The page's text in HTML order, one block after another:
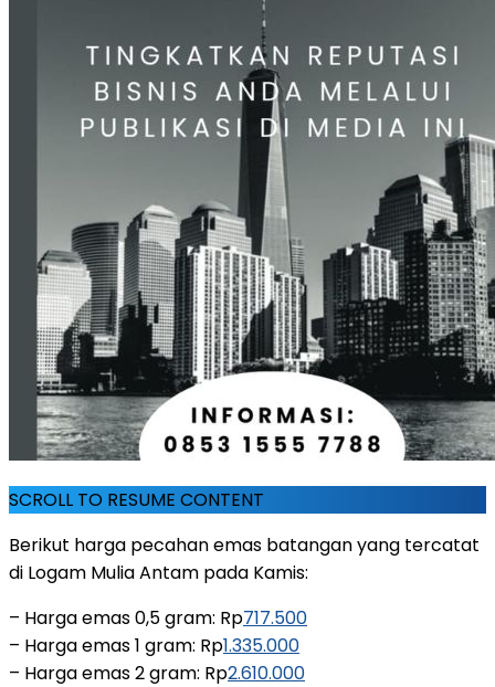
SCROLL TO RESUME CONTENT
Berikut harga pecahan emas batangan yang tercatat
di Logam Mulia Antam pada Kamis:
– Harga emas 0,5 gram: Rp717.500
– Harga emas 1 gram: Rp1.335.000
– Harga emas 2 gram: Rp2.610.000